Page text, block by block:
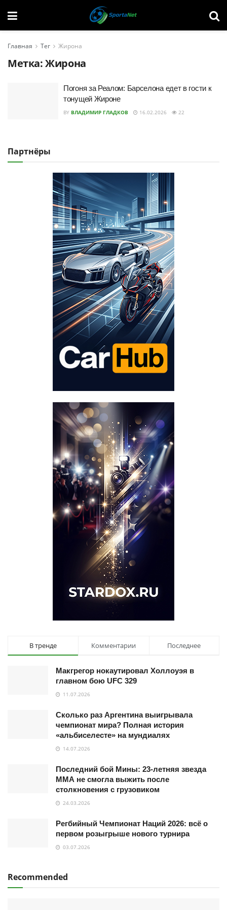
Главная Тег Жирона
Метка:Жирона
Погоня за Реалом: Барселона едет в гости к
тонущей Жироне
BY ВЛАДИМИР ГЛАДКОВ 16.02.2026 22
Партнёры
В тренде Комментарии Последнее
Макгрегор нокаутировал Холлоуэя в
главном бою UFC 329
11.07.2026
Сколько раз Аргентина выигрывала
чемпионат мира? Полная история
«альбиселесте» на мундиалях
14.07.2026
Последний бой Мины: 23-летняя звезда
ММА не смогла выжить после
столкновения с грузовиком
24.03.2026
Регбийный Чемпионат Наций 2026: всё о
первом розыгрыше нового турнира
03.07.2026
Recommended